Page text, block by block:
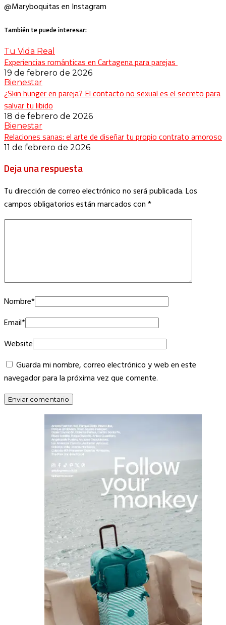
@Maryboquitas en Instagram
También te puede interesar:
Tu Vida Real
Experiencias románticas en Cartagena para parejas
19 de febrero de 2026
Bienestar
¿Skin hunger en pareja? El contacto no sexual es el secreto para
salvar tu libido
18 de febrero de 2026
Bienestar
Relaciones sanas: el arte de diseñar tu propio contrato amoroso
11 de febrero de 2026
Deja una respuesta
Tu dirección de correo electrónico no será publicada.Los
campos obligatorios están marcados con*
Nombre*
Email*
Website
Guarda mi nombre, correo electrónico y web en este
navegador para la próxima vez que comente.